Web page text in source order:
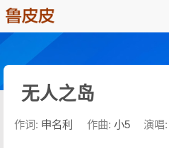
无人之岛
作词: 申名利 作曲: 小5 演唱: